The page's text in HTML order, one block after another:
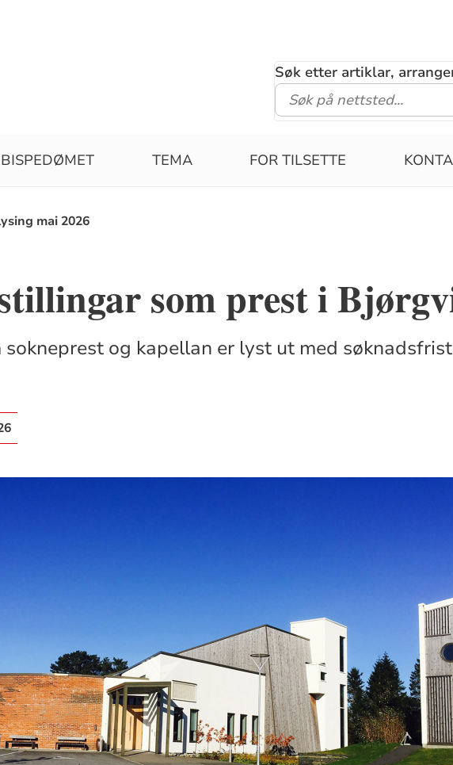
Søk etter artiklar,
BISPEDØMET TEMA FOR TILSETTE
mai 2026
som prest i
og kapellan er lyst ut med